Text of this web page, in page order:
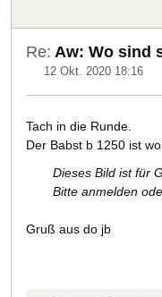
Re: Aw: Wo sind
12 Okt. 2020 18:16
Tach in die Runde.
Der Babst b 1250 ist
Dieses Bild ist für
Bitte anmelden
Gruß aus do jb